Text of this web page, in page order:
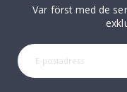
Var först med de